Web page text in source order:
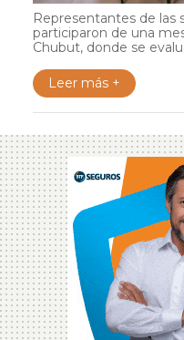
Representantes de las
participaron de una
Chubut, donde se
Leer más +